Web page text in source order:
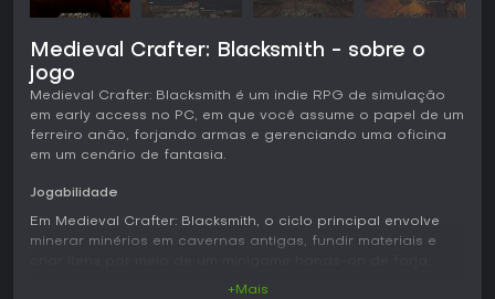
Medieval Crafter: Blacksmith - sobre o
jogo
Medieval Crafter: Blacksmith é um indie RPG de simulação
em early access no PC, em que você assume o papel de um
ferreiro anão, forjando armas e gerenciando uma oficina
em um cenário de fantasia.
Jogabilidade
Em Medieval Crafter: Blacksmith, o ciclo principal envolve
minerar minérios em cavernas antigas, fundir materiais e
+Mais